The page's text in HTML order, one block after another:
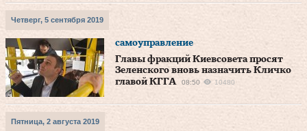
Четверг, 5 сентября 2019
самоуправление
Главы фракций Киевсовета просят
Зеленского вновь назначить Кличко
главой КГГА
08:50 10480
Пятница, 2 августа 2019